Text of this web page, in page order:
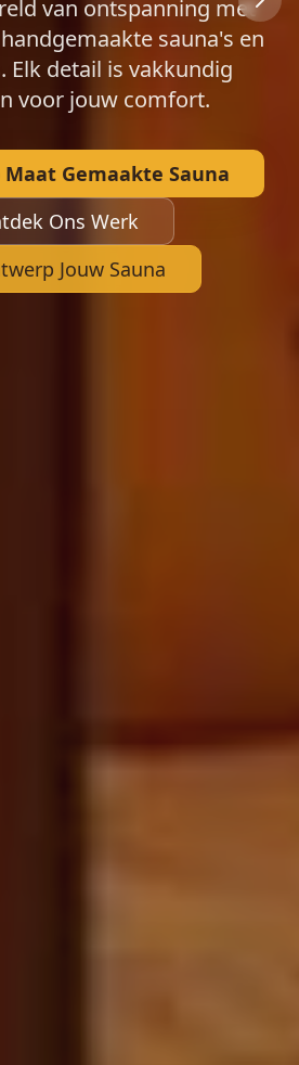
Slide 2 of 7
van ontspanning met
sauna's en
Elk detail is vakkundig
voor jouw comfort.
Maat Gemaakte Sauna
Ons Werk
Jouw Sauna